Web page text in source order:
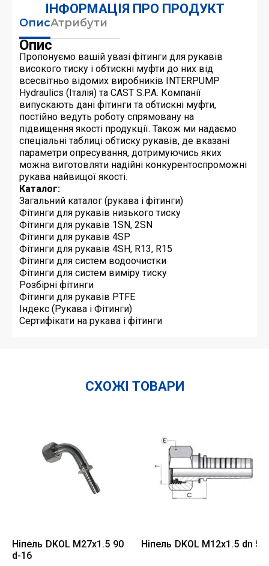
ІНФОРМАЦІЯ ПРО ПРОДУКТ
ОписАтрибути
Опис
Пропонуємо вашій увазі фітинги для рукавів
високого тиску і обтискні муфти до них від
всесвітньо відомих виробників INTERPUMP
Hydraulics (Італія) та CAST S.P.A. Компанії
випускають дані фітинги та обтискні муфти,
постійно ведуть роботу спрямовану на
підвищення якості продукції. Також ми надаємо
спеціальні таблиці обтиску рукавів, де вказані
параметри опресування, дотримуючись яких
можна виготовляти надійні конкурентоспроможні
рукава найвищої якості.
Каталог:
Загальний каталог (рукава і фітинги)
Фітинги для рукавів низького тиску
Фітинги для рукавів 1SN, 2SN
Фітинги для рукавів 4SP
Фітинги для рукавів 4SH, R13, R15
Фітинги для систем водоочистки
Фітинги для систем виміру тиску
Розбірні фітинги
Фітинги для рукавів PTFE
Індекс (Рукава і Фітинги)
Сертифікати на рукава і фітинги
СХОЖІ ТОВАРИ
Ніпель DKOL M27x1.5 90
d-16
Ніпель DKOL M12x1.5 dn 5